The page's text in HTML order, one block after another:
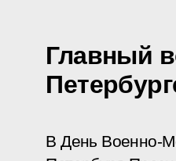
Главный
В День Военно-